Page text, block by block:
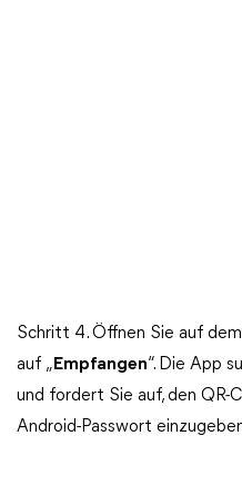
Schritt 4. Öffnen Sie auf
auf „ Empfangen“. Die App
und fordert Sie auf, den QR-
Android-Passwort